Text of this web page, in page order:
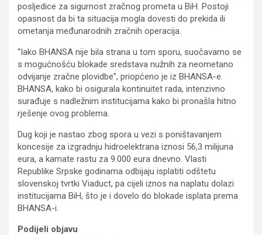
posljedice za sigurnost zračnog prometa u BiH. Postoji
opasnost da bi ta situacija mogla dovesti do prekida ili
ometanja međunarodnih zračnih operacija.
“Iako BHANSA nije bila strana u tom sporu, suočavamo se
s mogućnošću blokade sredstava nužnih za neometano
odvijanje zračne plovidbe”, priopćeno je iz BHANSA-e.
BHANSA, kako bi osigurala kontinuitet rada, intenzivno
surađuje s nadležnim institucijama kako bi pronašla hitno
rješenje ovog problema.
Dug koji je nastao zbog spora u vezi s poništavanjem
koncesije za izgradnju hidroelektrana iznosi 56,3 milijuna
eura, a kamate rastu za 9.000 eura dnevno. Vlasti
Republike Srpske godinama odbijaju isplatiti odštetu
slovenskoj tvrtki Viaduct, pa cijeli iznos na naplatu dolazi
institucijama BiH, što je i dovelo do blokade isplata prema
BHANSA-i.
Podijeli objavu